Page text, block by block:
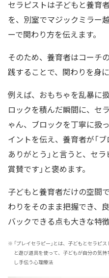
セラピストは子どもと養育
を、別室でマジックミラー
ーで関わり方を伝えます。
そのため、養育者はコーチ
践することで、関わりを身
例えば、おもちゃを乱暴に
ロックを積んだ瞬間に、セ
ゃん、ブロックを丁寧に扱
イントを伝え、養育者が「
ありがとう」と言うと、セ
賞賛です」と褒めます。
子どもと養育者だけの空間
わりをそのまま把握でき、
バックできる点も大きな特徴
※ 「プレイセラピー」とは、子どもとセラピ
と遊び道具を使って、子どもが自分の気
し手伝う心理療法